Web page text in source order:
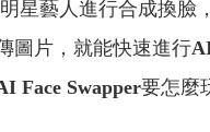
藝人進行合成換臉
圖片，就能快速進行
Face Swapper要怎麼